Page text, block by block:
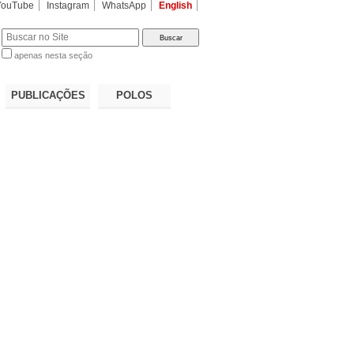
Instagram WhatsApp English
apenas nesta seção
PUBLICAÇÕES POLOS